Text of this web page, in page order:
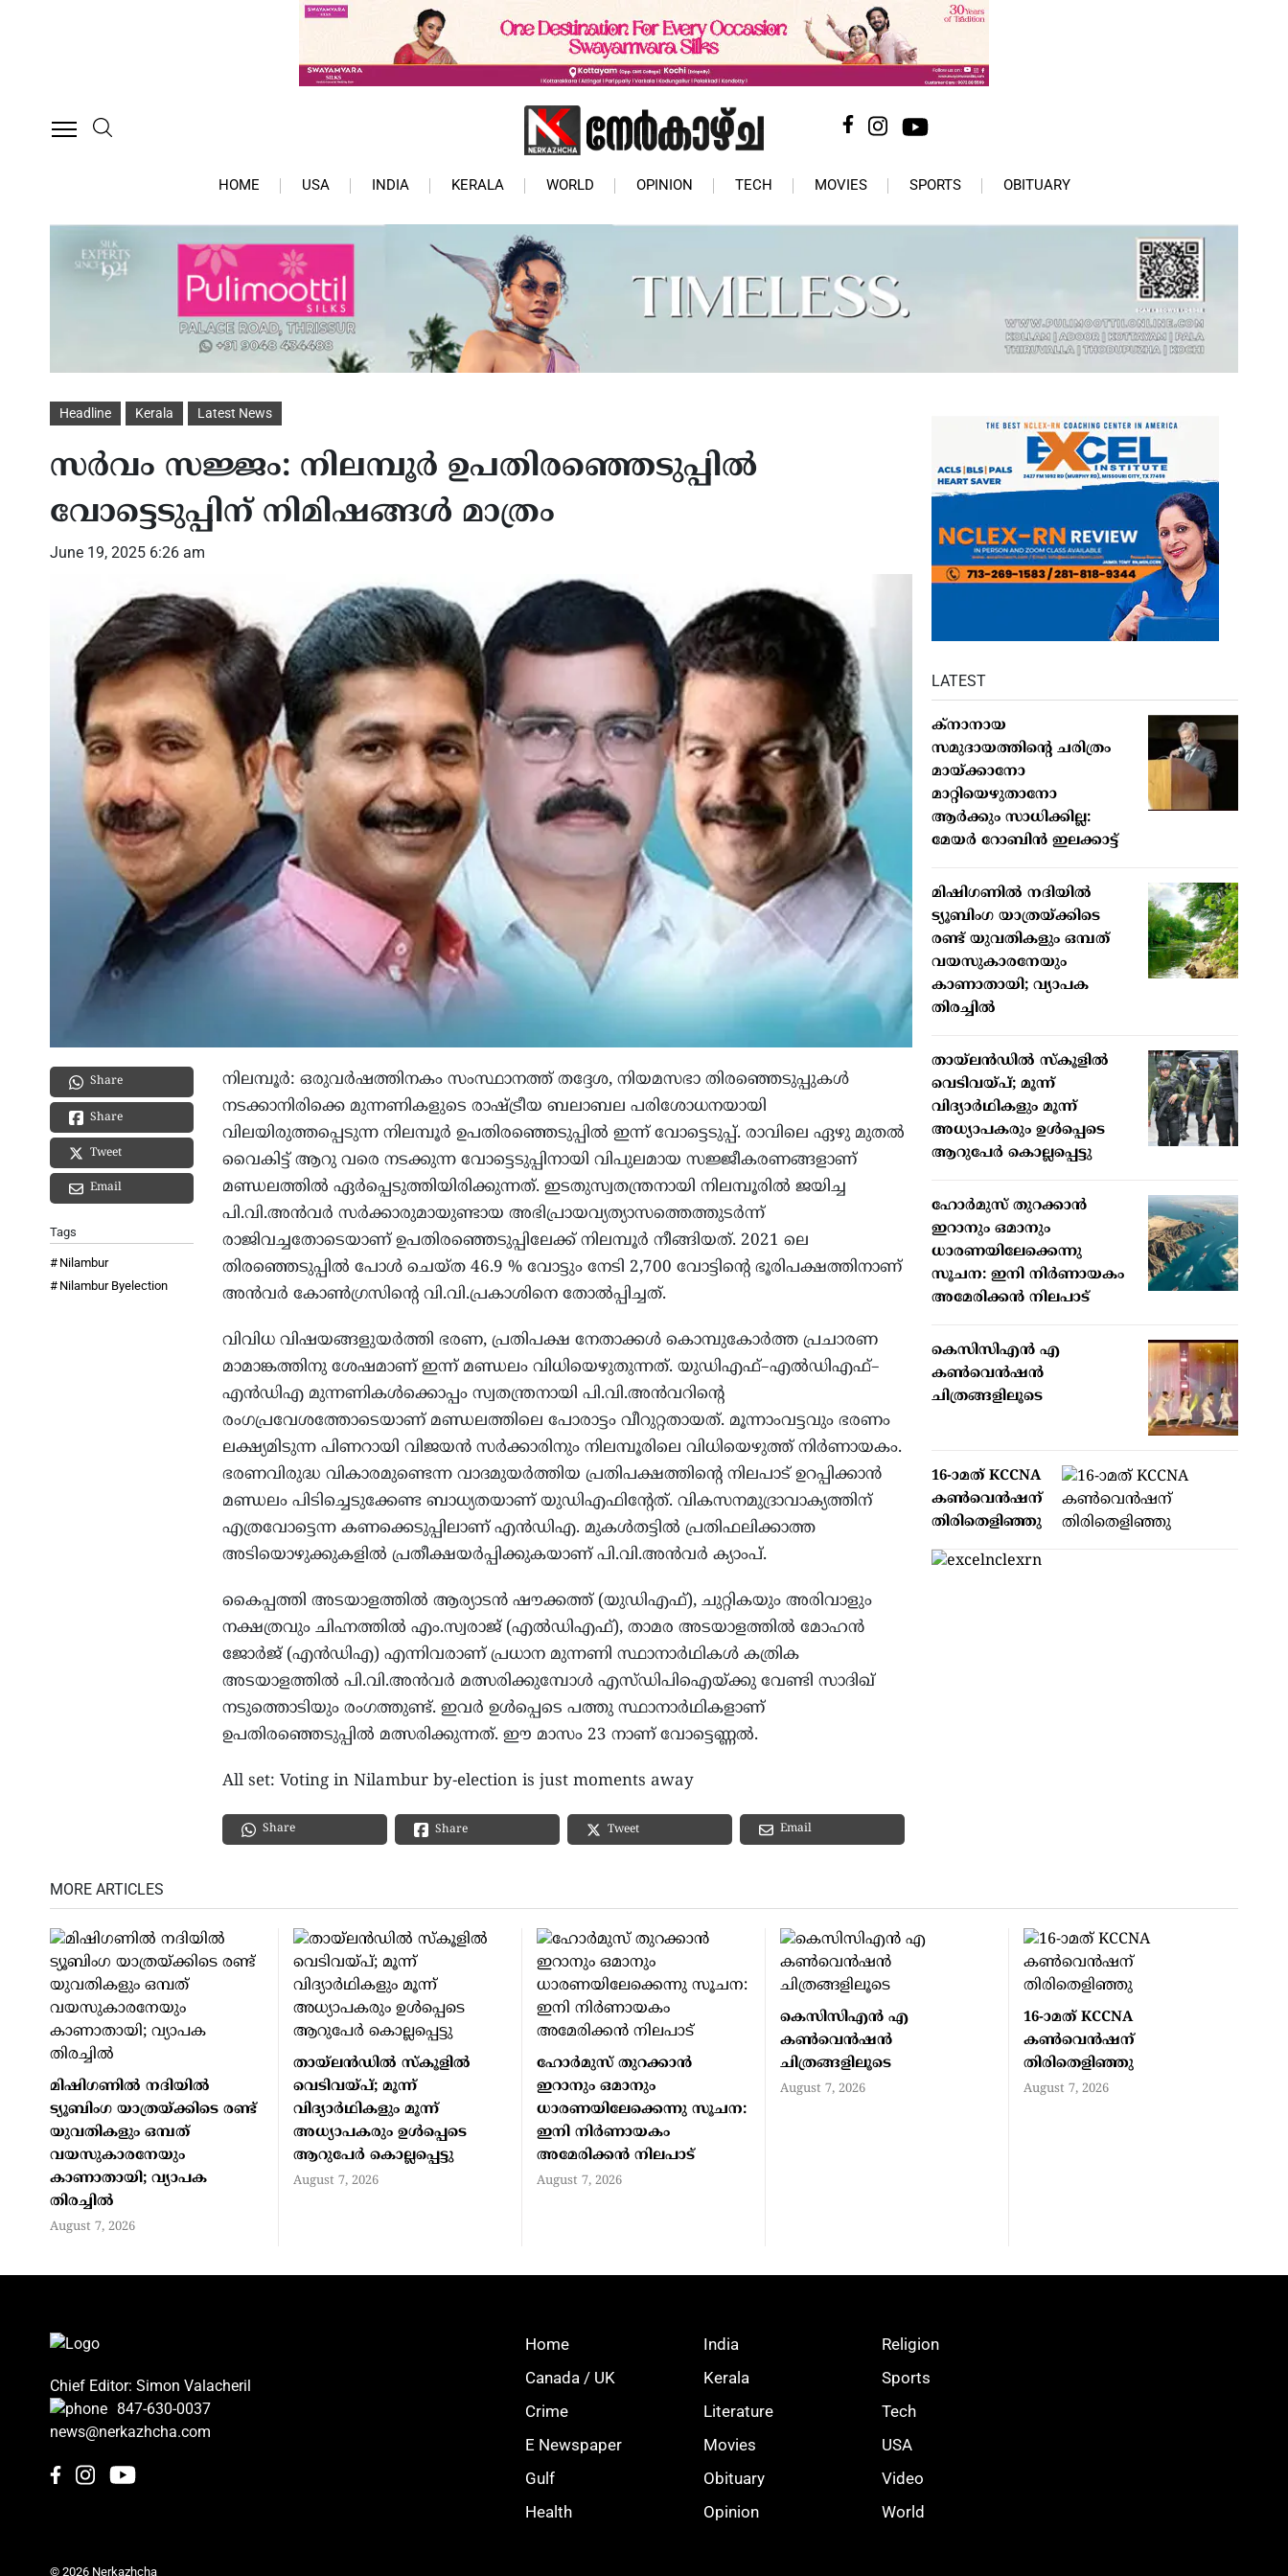
HOME USA INDIA KERALA WORLD OPINION TECH MOVIES SPORTS OBITUARY
Headline Kerala Latest News
സർവം സജ്ജം: നിലമ്പൂർ ഉപതിരഞ്ഞെടുപ്പിൽ
വോട്ടെടുപ്പിന് നിമിഷങ്ങൾ മാത്രം
June 19, 2025 6:26 am
Share
Share
Tweet
Email
Tags
Nilambur
Nilambur Byelection
നിലമ്പൂർ: ഒരുവർഷത്തിനകം സംസ്ഥാനത്ത് തദ്ദേശ, നിയമസഭാ തിരഞ്ഞെടുപ്പുകൾ
നടക്കാനിരിക്കെ മുന്നണികളുടെ രാഷ്ട്രീയ ബലാബല പരിശോധനയായി
വിലയിരുത്തപ്പെടുന്ന നിലമ്പൂർ ഉപതിരഞ്ഞെടുപ്പിൽ ഇന്ന് വോട്ടെടുപ്പ്. രാവിലെ ഏഴു മുതൽ
വൈകിട്ട് ആറു വരെ നടക്കുന്ന വോട്ടെടുപ്പിനായി വിപുലമായ സജ്ജീകരണങ്ങളാണ്
മണ്ഡലത്തിൽ ഏർപ്പെടുത്തിയിരിക്കുന്നത്. ഇടതുസ്വതന്ത്രനായി നിലമ്പൂരിൽ ജയിച്ച
പി.വി.അൻവർ സർക്കാരുമായുണ്ടായ അഭിപ്രായവ്യത്യാസത്തെത്തുടർന്ന്
രാജിവച്ചതോടെയാണ് ഉപതിരഞ്ഞെടുപ്പിലേക്ക് നിലമ്പൂർ നീങ്ങിയത്. 2021 ലെ
തിരഞ്ഞെടുപ്പിൽ പോൾ ചെയ്ത 46.9 % വോട്ടും നേടി 2,700 വോട്ടിന്റെ ഭൂരിപക്ഷത്തിനാണ്
അൻവർ കോൺഗ്രസിന്റെ വി.വി.പ്രകാശിനെ തോൽപ്പിച്ചത്.
വിവിധ വിഷയങ്ങളുയർത്തി ഭരണ, പ്രതിപക്ഷ നേതാക്കൾ കൊമ്പുകോർത്ത പ്രചാരണ
മാമാങ്കത്തിനു ശേഷമാണ് ഇന്ന് മണ്ഡലം വിധിയെഴുതുന്നത്. യുഡിഎഫ്–എൽഡിഎഫ്–
എൻഡിഎ മുന്നണികൾക്കൊപ്പം സ്വതന്ത്രനായി പി.വി.അൻവറിന്റെ
രംഗപ്രവേശത്തോടെയാണ് മണ്ഡലത്തിലെ പോരാട്ടം വീറുറ്റതായത്. മൂന്നാംവട്ടവും ഭരണം
ലക്ഷ്യമിടുന്ന പിണറായി വിജയൻ സർക്കാരിനും നിലമ്പൂരിലെ വിധിയെഴുത്ത് നിർണായകം.
ഭരണവിരുദ്ധ വികാരമുണ്ടെന്ന വാദമുയർത്തിയ പ്രതിപക്ഷത്തിന്റെ നിലപാട് ഉറപ്പിക്കാൻ
മണ്ഡലം പിടിച്ചെടുക്കേണ്ട ബാധ്യതയാണ് യുഡിഎഫിന്റേത്. വികസനമുദ്രാവാക്യത്തിന്
എത്രവോട്ടെന്ന കണക്കെടുപ്പിലാണ് എൻഡിഎ. മുകൾതട്ടിൽ പ്രതിഫലിക്കാത്ത
അടിയൊഴുക്കുകളിൽ പ്രതീക്ഷയർപ്പിക്കുകയാണ് പി.വി.അൻവർ ക്യാംപ്.
കൈപ്പത്തി അടയാളത്തിൽ ആര്യാടൻ ഷൗക്കത്ത് (യുഡിഎഫ്), ചുറ്റികയും അരിവാളും
നക്ഷത്രവും ചിഹ്നത്തിൽ എം.സ്വരാജ് (എൽഡിഎഫ്), താമര അടയാളത്തിൽ മോഹൻ
ജോർജ് (എൻഡിഎ) എന്നിവരാണ് പ്രധാന മുന്നണി സ്ഥാനാർഥികൾ കത്രിക
അടയാളത്തിൽ പി.വി.അൻവർ മത്സരിക്കുമ്പോൾ എസ്ഡിപിഐയ്ക്കു വേണ്ടി സാദിഖ്
നടുത്തൊടിയും രംഗത്തുണ്ട്. ഇവർ ഉൾപ്പെടെ പത്തു സ്ഥാനാർഥികളാണ്
ഉപതിരഞ്ഞെടുപ്പിൽ മത്സരിക്കുന്നത്. ഈ മാസം 23 നാണ് വോട്ടെണ്ണൽ.
All set: Voting in Nilambur by-election is just moments away
Share Share Tweet Email
LATEST
ക്നാനായ
സമുദായത്തിന്റെ ചരിത്രം
മായ്ക്കാനോ
മാറ്റിയെഴുതാനോ
ആർക്കും സാധിക്കില്ല:
മേയർ റോബിൻ ഇലക്കാട്ട്
മിഷിഗണില്‍ നദിയില്‍
ട്യൂബിംഗ യാത്രയ്ക്കിടെ
രണ്ട് യുവതികളും ഒമ്പത്
വയസുകാരനേയും
കാണാതായി; വ്യാപക
തിരച്ചില്‍
തായ്ലന്‍ഡില്‍ സ്‌കൂളില്‍
വെടിവയ്പ്; മൂന്ന്
വിദ്യാര്‍ഥികളും മൂന്ന്
അധ്യാപകരും ഉള്‍പ്പെടെ
ആറുപേര്‍ കൊല്ലപ്പെട്ടു
ഹോര്‍മുസ് തുറക്കാന്‍
ഇറാനും ഒമാനും
ധാരണയിലേക്കെന്നു
സൂചന: ഇനി നിര്‍ണായകം
അമേരിക്കന്‍ നിലപാട്
കെസിസിഎൻ എ
കൺവെൻഷൻ
ചിത്രങ്ങളിലൂടെ
16-ാമത് KCCNA
കൺവെൻഷന്
തിരിതെളിഞ്ഞു
MORE ARTICLES
മിഷിഗണില്‍ നദിയില്‍
ട്യൂബിംഗ യാത്രയ്ക്കിടെ രണ്ട്
യുവതികളും ഒമ്പത്
വയസുകാരനേയും
കാണാതായി; വ്യാപക
തിരച്ചില്‍
August 7, 2026
തായ്ലന്‍ഡില്‍ സ്‌കൂളില്‍
വെടിവയ്പ്; മൂന്ന്
വിദ്യാര്‍ഥികളും മൂന്ന്
അധ്യാപകരും ഉള്‍പ്പെടെ
ആറുപേര്‍ കൊല്ലപ്പെട്ടു
August 7, 2026
ഹോര്‍മുസ് തുറക്കാന്‍
ഇറാനും ഒമാനും
ധാരണയിലേക്കെന്നു സൂചന:
ഇനി നിര്‍ണായകം
അമേരിക്കന്‍ നിലപാട്
August 7, 2026
കെസിസിഎൻ എ
കൺവെൻഷൻ
ചിത്രങ്ങളിലൂടെ
August 7, 2026
16-ാമത് KCCNA
കൺവെൻഷന്
തിരിതെളിഞ്ഞു
August 7, 2026
Chief Editor: Simon Valacheril
847-630-0037
news@nerkazhcha.com
Home
Canada / UK
Crime
E Newspaper
Gulf
Health
India
Kerala
Literature
Movies
Obituary
Opinion
Religion
Sports
Tech
USA
Video
World
© 2026 Nerkazhcha